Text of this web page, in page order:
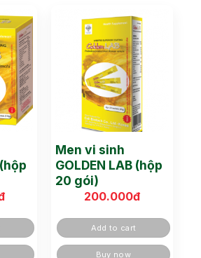
Men vi sinh
GOLDEN LAB (hộp
20 gói)
200.000đ
Add to cart
Buy now